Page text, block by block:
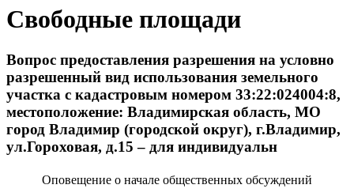
Свободные площади
Вопрос предоставления разрешения на условно
разрешенный вид использования земельного
участка с кадастровым номером 33:22:024004:8,
местоположение: Владимирская область, МО
город Владимир (городской округ), г.Владимир,
ул.Гороховая, д.15 – для индивидуальн
Оповещение о начале общественных обсуждений